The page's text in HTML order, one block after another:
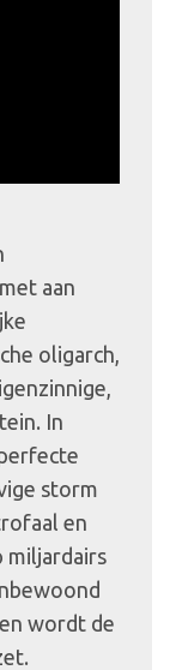
aan
oligarch,
In
storm
en
miljardairs
wordt de